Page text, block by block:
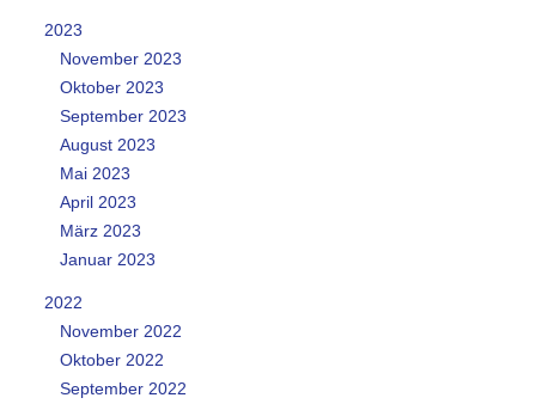
2023
November 2023
Oktober 2023
September 2023
August 2023
Mai 2023
April 2023
März 2023
Januar 2023
2022
November 2022
Oktober 2022
September 2022